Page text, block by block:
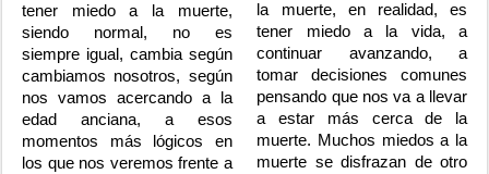
tener miedo a la muerte,
siendo normal, no es
siempre igual, cambia según
cambiamos nosotros, según
nos vamos acercando a la
edad anciana, a esos
momentos más lógicos en
los que nos veremos frente a
la muerte, en realidad, es
tener miedo a la vida, a
continuar avanzando, a
tomar decisiones comunes
pensando que nos va a llevar
a estar más cerca de la
muerte. Muchos miedos a la
muerte se disfrazan de otro